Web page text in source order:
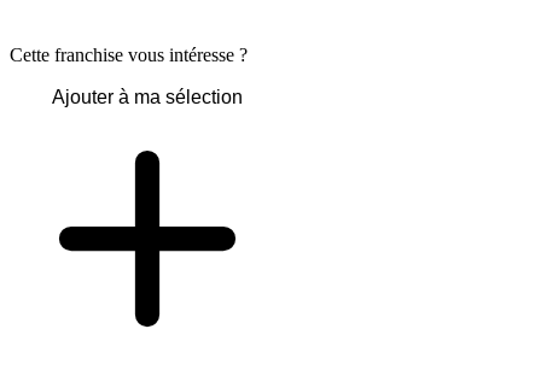
Cette franchise vous intéresse ?
Ajouter à ma sélection